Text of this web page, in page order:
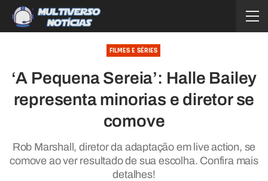
FILMES E SÉRIES
‘A Pequena Sereia’: Halle Bailey
representa minorias e diretor se
comove
Rob Marshall, diretor da adaptação em live action, se
comove ao ver resultado de sua escolha. Confira mais
detalhes!